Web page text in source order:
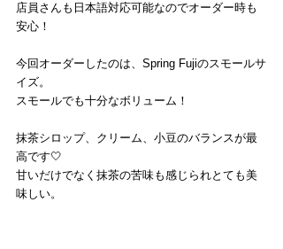
店員さんも日本語対応可能なのでオーダー時も
安心！
今回オーダーしたのは、Spring Fujiのスモールサ
イズ。
スモールでも十分なボリューム！
抹茶シロップ、クリーム、小豆のバランスが最
高です🤍
甘いだけでなく抹茶の苦味も感じられとても美
味しい。